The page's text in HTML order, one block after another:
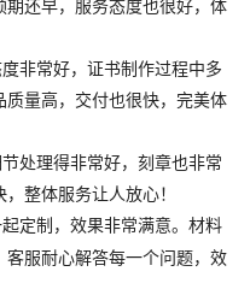
期还早，服务态度也很好，体
非常好，证书制作过程中多
质量高，交付也很快，完美体
处理得非常好，刻章也非常
整体服务让人放心！
定制，效果非常满意。材料
客服耐心解答每一个问题，效